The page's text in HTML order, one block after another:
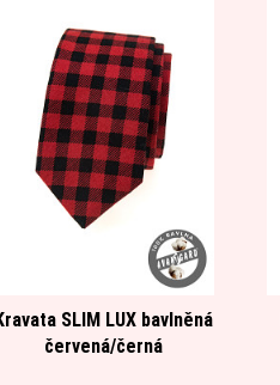
SLIM LUX bavlněná
červená/černá